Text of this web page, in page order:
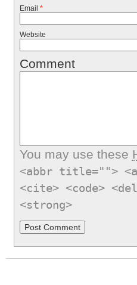
Email *
Website
Comment
You may use these
<abbr title="">
<cite> <code>
<strong>